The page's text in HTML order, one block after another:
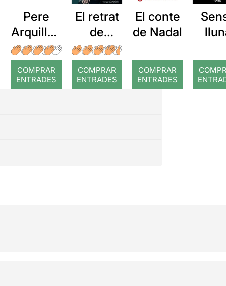
Pere
Arquillué
: Coral
romput
COMPRAR
ENTRADES
El retrat
de
Dorian
Gray
COMPRAR
ENTRADES
El conte
de Nadal
COMPRAR
ENTRADES